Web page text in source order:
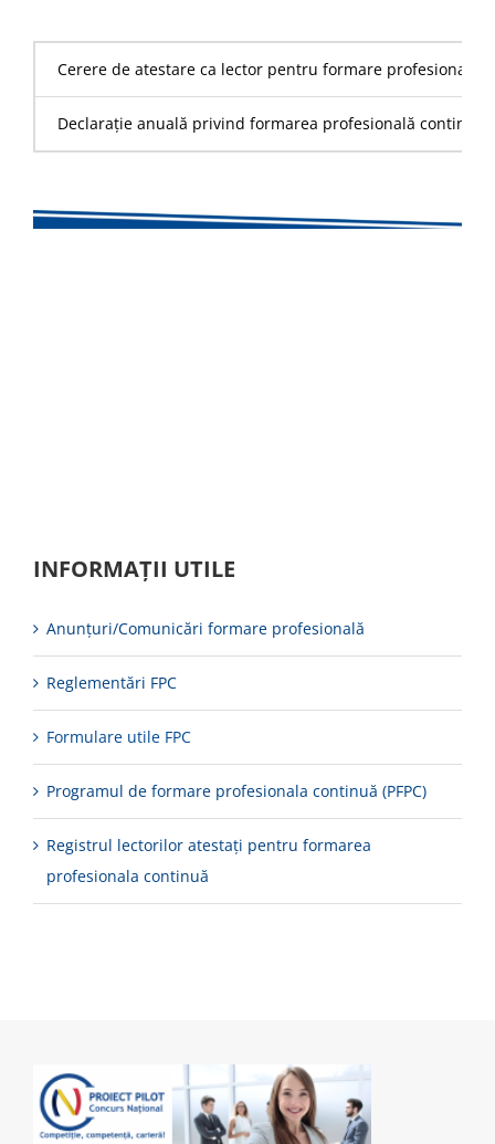
Cerere de atestare ca lector pentru formare
Declarație anuală privind formarea profesională continuă
INFORMAȚII UTILE
Anunțuri/Comunicări formare profesională
Reglementări FPC
Formulare utile FPC
Programul de formare profesionala continuă (PFPC)
Registrul lectorilor atestați pentru formarea
profesionala continuă